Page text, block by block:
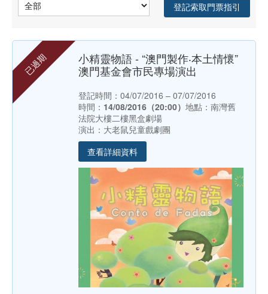
登記索取門票指引
已過期
小精靈物語 - “澳門製作‧本土情懷”
澳門基金會市民專場演出
登記時間：04/07/2016 – 07/07/2016
時間： 14/08/2016（20:00） 地點：南灣舊
法院大樓二樓黑盒劇場
演出：大老鼠兒童戲劇團
查看詳細資料